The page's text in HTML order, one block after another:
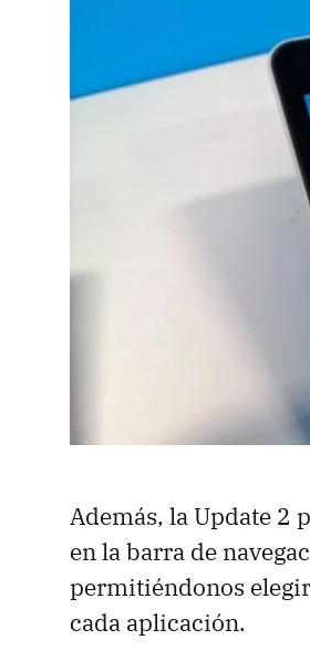
Además, la Update 2
en la barra de
permitiéndonos
cada aplicación.